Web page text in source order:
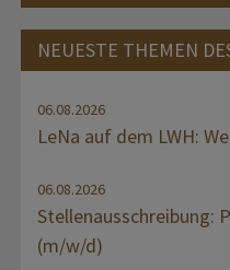
NEUESTE THEMEN
06.08.2026
LeNa auf dem LWH:
06.08.2026
Stellenausschreibung:
(m/w/d)